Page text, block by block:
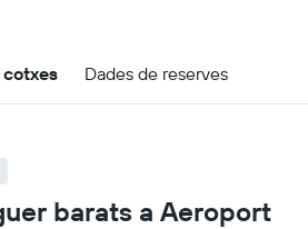
Dades de reserves
barats a Aeroport